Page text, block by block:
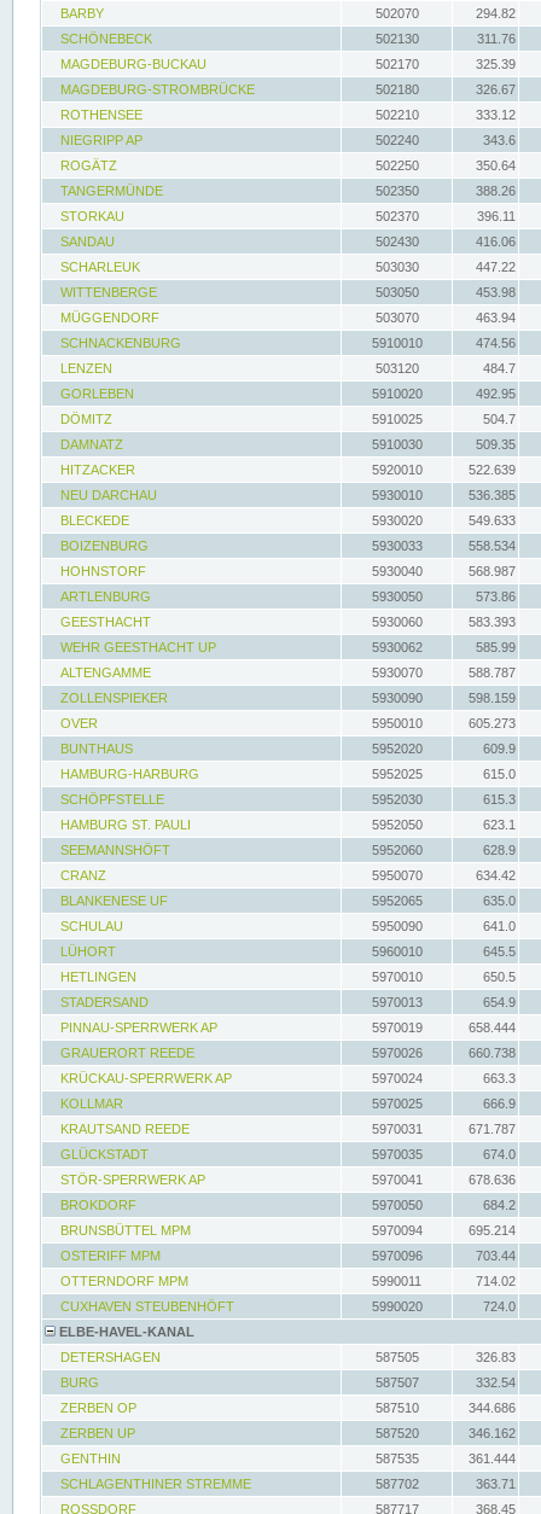
BARBY
502070
294.82
SCHÖNEBECK
502130
311.76
MAGDEBURG-BUCKAU
502170
325.39
MAGDEBURG-STROMBRÜCKE
502180
326.67
ROTHENSEE
502210
333.12
NIEGRIPP AP
502240
343.6
ROGÄTZ
502250
350.64
TANGERMÜNDE
502350
388.26
STORKAU
502370
396.11
SANDAU
502430
416.06
SCHARLEUK
503030
447.22
WITTENBERGE
503050
453.98
MÜGGENDORF
503070
463.94
SCHNACKENBURG
5910010
474.56
LENZEN
503120
484.7
GORLEBEN
5910020
492.95
DÖMITZ
5910025
504.7
DAMNATZ
5910030
509.35
HITZACKER
5920010
522.639
NEU DARCHAU
5930010
536.385
BLECKEDE
5930020
549.633
BOIZENBURG
5930033
558.534
HOHNSTORF
5930040
568.987
ARTLENBURG
5930050
573.86
GEESTHACHT
5930060
583.393
WEHR GEESTHACHT UP
5930062
585.99
ALTENGAMME
5930070
588.787
ZOLLENSPIEKER
5930090
598.159
OVER
5950010
605.273
BUNTHAUS
5952020
609.9
HAMBURG-HARBURG
5952025
615.0
SCHÖPFSTELLE
5952030
615.3
HAMBURG ST. PAULI
5952050
623.1
SEEMANNSHÖFT
5952060
628.9
CRANZ
5950070
634.42
BLANKENESE UF
5952065
635.0
SCHULAU
5950090
641.0
LÜHORT
5960010
645.5
HETLINGEN
5970010
650.5
STADERSAND
5970013
654.9
PINNAU-SPERRWERK AP
5970019
658.444
GRAUERORT REEDE
5970026
660.738
KRÜCKAU-SPERRWERK AP
5970024
663.3
KOLLMAR
5970025
666.9
KRAUTSAND REEDE
5970031
671.787
GLÜCKSTADT
5970035
674.0
STÖR-SPERRWERK AP
5970041
678.636
BROKDORF
5970050
684.2
BRUNSBÜTTEL MPM
5970094
695.214
OSTERIFF MPM
5970096
703.44
OTTERNDORF MPM
5990011
714.02
CUXHAVEN STEUBENHÖFT
5990020
724.0
ELBE-HAVEL-KANAL
DETERSHAGEN
587505
326.83
BURG
587507
332.54
ZERBEN OP
587510
344.686
ZERBEN UP
587520
346.162
GENTHIN
587535
361.444
SCHLAGENTHINER STREMME
587702
363.71
ROSSDORF
587717 368.45